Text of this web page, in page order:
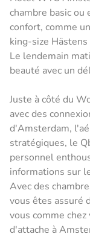
chambre basic ou
confort, comme
king-size
Le lendemain
beauté avec un
Juste à côté du
avec des
d'Amsterdam,
stratégiques, le
personnel
informations sur
Avec des
vous êtes assuré
vous comme
d'attache à